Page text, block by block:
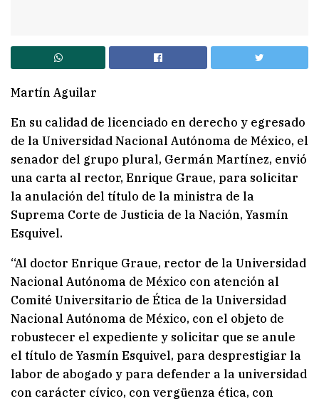
Martín Aguilar
En su calidad de licenciado en derecho y egresado
de la Universidad Nacional Autónoma de México, el
senador del grupo plural, Germán Martínez, envió
una carta al rector, Enrique Graue, para solicitar
la anulación del título de la ministra de la
Suprema Corte de Justicia de la Nación, Yasmín
Esquivel.
“Al doctor Enrique Graue, rector de la Universidad
Nacional Autónoma de México con atención al
Comité Universitario de Ética de la Universidad
Nacional Autónoma de México, con el objeto de
robustecer el expediente y solicitar que se anule
el título de Yasmín Esquivel, para desprestigiar la
labor de abogado y para defender a la universidad
con carácter cívico, con vergüenza ética, con